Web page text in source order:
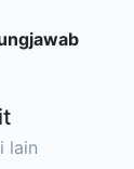
lain